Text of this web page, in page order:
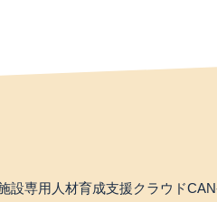
設専用人材育成支援クラウド